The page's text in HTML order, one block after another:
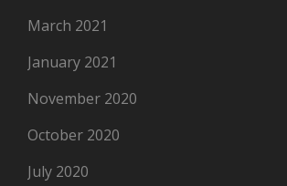
March 2021
January 2021
November 2020
October 2020
July 2020